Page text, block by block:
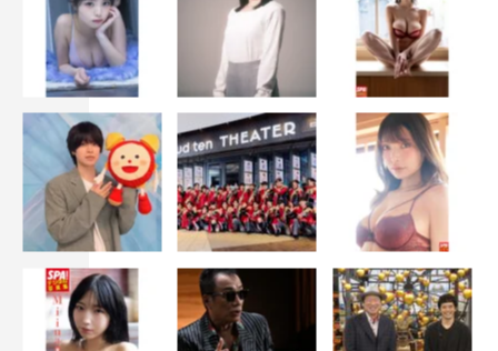
2021年1月30日(土)
2021年1月31日(日)
リリース情報